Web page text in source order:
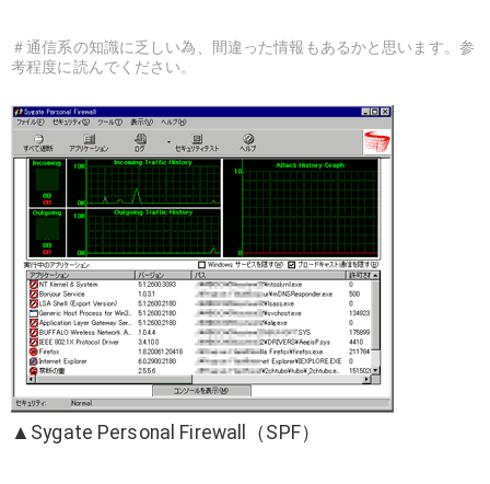
＃通信系の知識に乏しい為、間違った情報もあるかと思います。参
考程度に読んでください。
▲Sygate Personal Firewall（SPF）